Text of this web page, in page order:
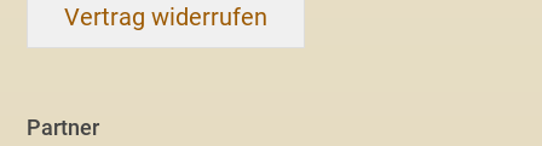
Vertrag widerrufen
Partner